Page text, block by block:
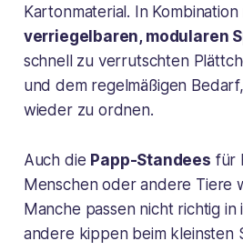
Kartonmaterial. In Kombination
verriegelbaren, modularen
schnell zu verrutschten
und dem regelmäßigen
wieder zu ordnen.
Auch die Papp-Standees für
Menschen oder andere Tiere
Manche passen nicht richtig
andere kippen beim kleinsten